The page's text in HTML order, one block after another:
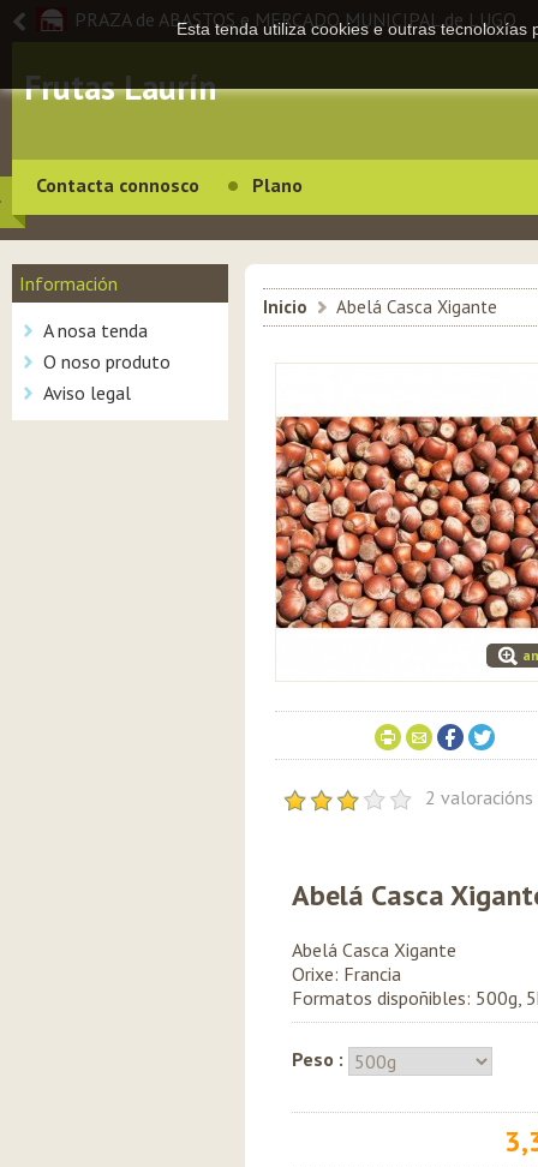
PRAZA de ABASTOS e MERCADO MUNICIPAL de LUGO
Frutas Laurín
Contacta connosco Plano
Información
A nosa tenda
O noso produto
Aviso legal
Inicio > Abelá Casca Xigante
2
Abelá Casca
Abelá Casca Xigante
Orixe: Francia
Formatos dispoñibles: 500g,
Peso :
Esta tenda utiliza cookies e outras